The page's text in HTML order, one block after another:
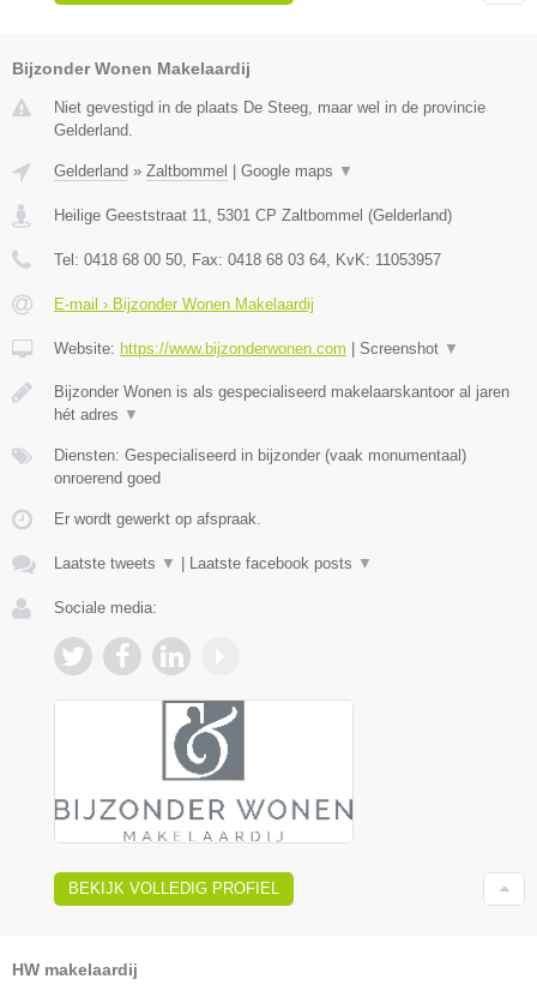
Bijzonder Wonen Makelaardij
Niet gevestigd in de plaats De Steeg, maar wel in de provincie
Gelderland.
Gelderland » Zaltbommel | Google maps ▼
Heilige Geeststraat 11 5301 CP Zaltbommel (Gelderland)
Tel: 0418 68 00 50 , Fax: 0418 68 03 64 , KvK: 11053957
E-mail › Bijzonder Wonen Makelaardij
Website: https://www.bijzonderwonen.com | Screenshot ▼
Bijzonder Wonen is als gespecialiseerd makelaarskantoor al jaren
hét adres ▼
Diensten: Gespecialiseerd in bijzonder (vaak monumentaal)
onroerend goed
Er wordt gewerkt op afspraak.
Laatste tweets ▼ | Laatste facebook posts ▼
Sociale media:
BEKIJK VOLLEDIG PROFIEL
HW makelaardij